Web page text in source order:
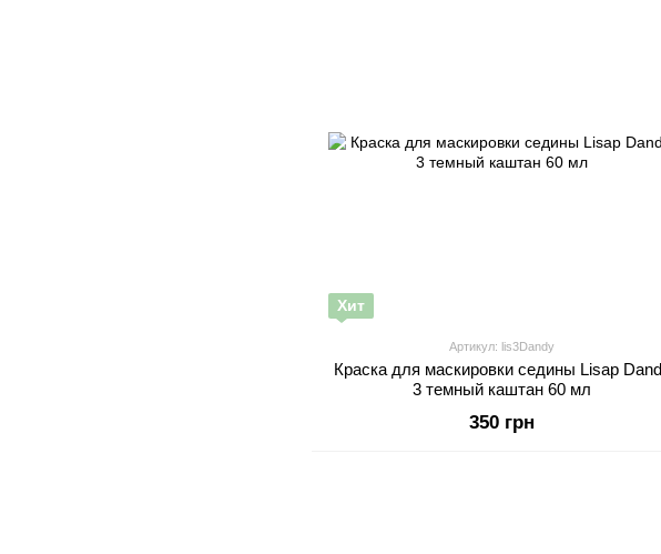
Хит
Артикул: lis3Dandy
Краска для маскировки седины Lisap
3 темный каштан 60 мл
350 грн